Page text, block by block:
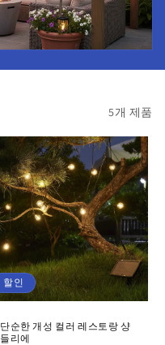
5개 제품
할인
단순한 개성 컬러 레스토랑 샹
들리에